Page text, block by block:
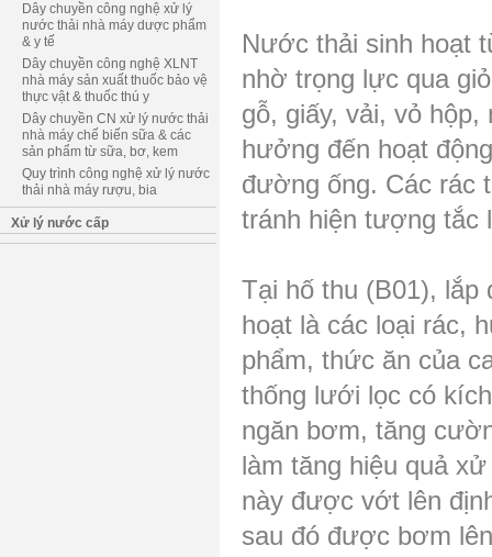
Dây chuyền công nghệ xử lý
nước thải nhà máy dược phẩm
& y tế
Dây chuyền công nghệ XLNT
nhà máy sản xuất thuốc bảo vệ
thực vật & thuốc thú y
Dây chuyền CN xử lý nước thải
nhà máy chế biến sữa & các
sản phẩm từ sữa, bơ, kem
Quy trình công nghệ xử lý nước
thải nhà máy rượu, bia
Xử lý nước cấp
Nước thải sinh hoạt
nhờ trọng lực qua
gỗ, giấy, vải, vỏ
hưởng đến hoạt
đường ống. Các rác
tránh hiện tượng tắc
Tại hố thu (B01), lắp
hoạt là các loại rác,
phẩm, thức ăn của
thống lưới lọc có
ngăn bơm, tăng
làm tăng hiệu quả
này được vớt lên
sau đó được bơm